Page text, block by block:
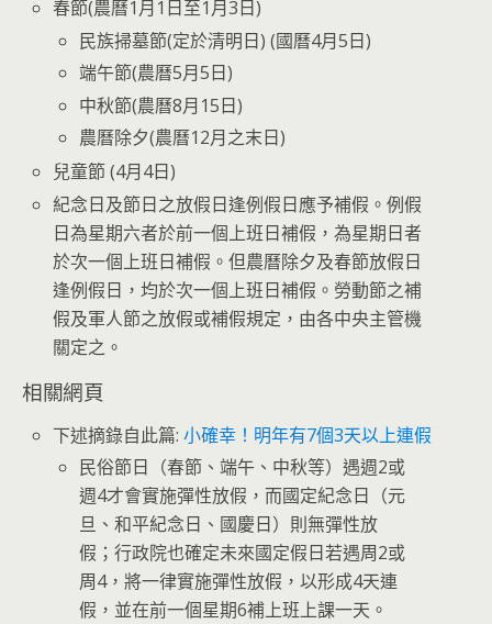
春節(農曆1月1日至1月3日)
民族掃墓節(定於清明日) (國曆4月5日)
端午節(農曆5月5日)
中秋節(農曆8月15日)
農曆除夕(農曆12月之末日)
兒童節 (4月4日)
紀念日及節日之放假日逢例假日應予補假。例假
日為星期六者於前一個上班日補假，為星期日者
於次一個上班日補假。但農曆除夕及春節放假日
逢例假日，均於次一個上班日補假。勞動節之補
假及軍人節之放假或補假規定，由各中央主管機
關定之。
相關網頁
下述摘錄自此篇:小確幸！明年有7個3天以上連假
民俗節日（春節、端午、中秋等）遇週2或
週4才會實施彈性放假，而國定紀念日（元
旦、和平紀念日、國慶日）則無彈性放
假；行政院也確定未來國定假日若遇周2或
周4，將一律實施彈性放假，以形成4天連
假，並在前一個星期6補上班上課一天。